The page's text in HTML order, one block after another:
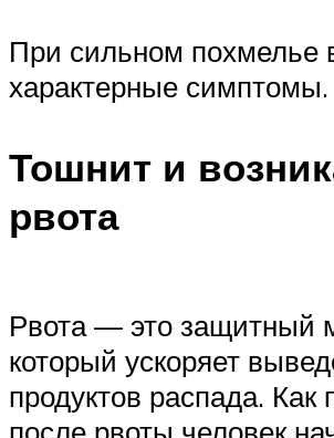
При сильном похмелье
характерные симптомы.
Тошнит и
рвота
Рвота — это защитный
который ускоряет
продуктов распада. Как